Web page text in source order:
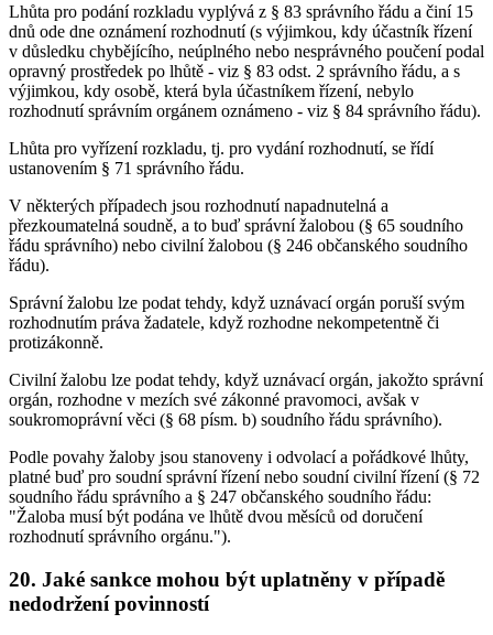
Lhůta pro podání rozkladu vyplývá z § 83 správního řádu a činí 15
dnů ode dne oznámení rozhodnutí (s výjimkou, kdy účastník řízení
v důsledku chybějícího, neúplného nebo nesprávného poučení podal
opravný prostředek po lhůtě - viz § 83 odst. 2 správního řádu, a s
výjimkou, kdy osobě, která byla účastníkem řízení, nebylo
rozhodnutí správním orgánem oznámeno - viz § 84 správního řádu).
Lhůta pro vyřízení rozkladu, tj. pro vydání rozhodnutí, se řídí
ustanovením § 71 správního řádu.
V některých případech jsou rozhodnutí napadnutelná a
přezkoumatelná soudně, a to buď správní žalobou (§ 65 soudního
řádu správního) nebo civilní žalobou (§ 246 občanského soudního
řádu).
Správní žalobu lze podat tehdy, když uznávací orgán poruší svým
rozhodnutím práva žadatele, když rozhodne nekompetentně či
protizákonně.
Civilní žalobu lze podat tehdy, když uznávací orgán, jakožto správní
orgán, rozhodne v mezích své zákonné pravomoci, avšak v
soukromoprávní věci (§ 68 písm. b) soudního řádu správního).
Podle povahy žaloby jsou stanoveny i odvolací a pořádkové lhůty,
platné buď pro soudní správní řízení nebo soudní civilní řízení (§ 72
soudního řádu správního a § 247 občanského soudního řádu:
"Žaloba musí být podána ve lhůtě dvou měsíců od doručení
rozhodnutí správního orgánu.").
20. Jaké sankce mohou být uplatněny v případě
nedodržení povinností